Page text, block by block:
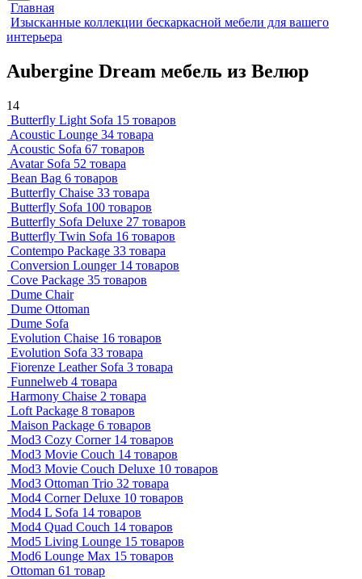
Главная
Изысканные коллекции бескаркасной мебели для вашего
интерьера
Aubergine Dream мебель из Велюр
14
Butterfly Light Sofa 15 товаров
Acoustic Lounge 34 товара
Acoustic Sofa 67 товаров
Avatar Sofa 52 товара
Bean Bag 6 товаров
Butterfly Chaise 33 товара
Butterfly Sofa 100 товаров
Butterfly Sofa Deluxe 27 товаров
Butterfly Twin Sofa 16 товаров
Contempo Package 33 товара
Conversion Lounger 14 товаров
Cove Package 35 товаров
Dume Chair
Dume Ottoman
Dume Sofa
Evolution Chaise 16 товаров
Evolution Sofa 33 товара
Fiorenze Leather Sofa 3 товара
Funnelweb 4 товара
Harmony Chaise 2 товара
Loft Package 8 товаров
Maison Package 6 товаров
Mod3 Cozy Corner 14 товаров
Mod3 Movie Couch 14 товаров
Mod3 Movie Couch Deluxe 10 товаров
Mod3 Ottoman Trio 32 товара
Mod4 Corner Deluxe 10 товаров
Mod4 L Sofa 14 товаров
Mod4 Quad Couch 14 товаров
Mod5 Living Lounge 15 товаров
Mod6 Lounge Max 15 товаров
Ottoman 61 товар